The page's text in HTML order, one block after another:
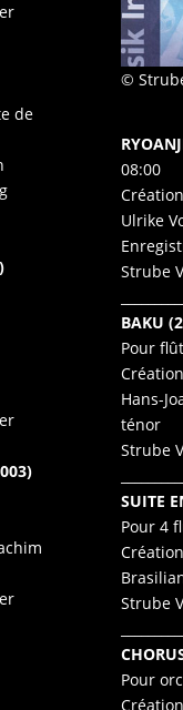
de
©
08:00
Ulrike
Strube
BAKU
Pour
Hans-
ténor
Strube
SUITE
Pour 4
Strube
Pour